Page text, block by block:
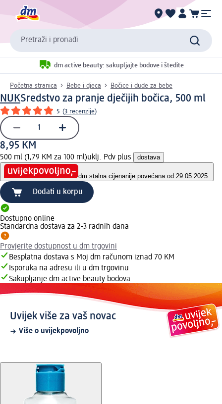
Pretraži i pronađi
dm active beauty: sakupljajte bodove i štedite
Početna stranica Bebe i djeca Bočice i dude za bebe
NUKSredstvo za pranje dječijih bočica, 500 ml
5 (3 recenzije)
8,95 KM
500 ml (1,79 KM za 100 ml)uklj. Pdv plus dostava
dm stalna cijenanije povećana od 29.05.2025.
Dodati u korpu
Dostupno online
Standardna dostava za 2-3 radnih dana
Provjerite dostupnost u dm trgovini
Besplatna dostava s Moj dm računom iznad 70 KM
Isporuka na adresu ili u dm trgovinu
Sakupljanje dm active beauty bodova
Uvijek više za vaš novac
Više o uvijekpovoljno